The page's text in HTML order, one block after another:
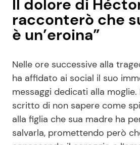
Il dolore di
racconterò che
è un’eroina”
Nelle ore successive alla
ha affidato ai social il suo
messaggi dedicati alla
scritto di non sapere come
alla figlia che sua madre ha
salvarla, promettendo però